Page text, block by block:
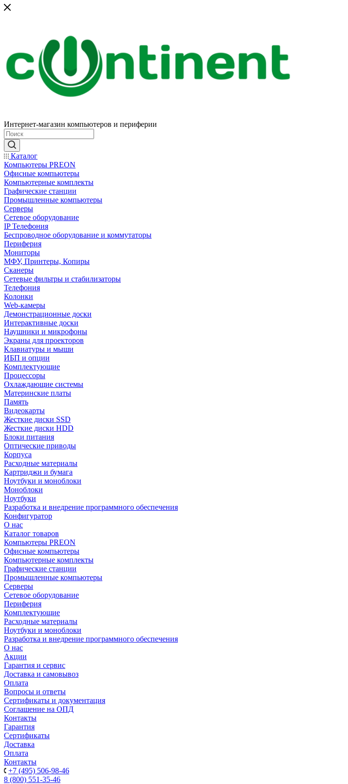
Интернет-магазин компьютеров и периферии
Каталог
Компьютеры PREON
Офисные компьютеры
Компьютерные комплекты
Графические станции
Промышленные компьютеры
Серверы
Сетевое оборудование
IP Телефония
Беспроводное оборудование и коммутаторы
Периферия
Мониторы
МФУ, Принтеры, Копиры
Сканеры
Сетевые фильтры и стабилизаторы
Телефония
Колонки
Web-камеры
Демонстрационные доски
Интерактивные доски
Наушники и микрофоны
Экраны для проекторов
Клавиатуры и мыши
ИБП и опции
Комплектующие
Процессоры
Охлаждающие системы
Материнские платы
Память
Видеокарты
Жесткие диски SSD
Жесткие диски HDD
Блоки питания
Оптические приводы
Корпуса
Расходные материалы
Картриджи и бумага
Ноутбуки и моноблоки
Моноблоки
Ноутбуки
Разработка и внедрение программного обеспечения
Конфигуратор
О нас
Каталог товаров
Компьютеры PREON
Офисные компьютеры
Компьютерные комплекты
Графические станции
Промышленные компьютеры
Серверы
Сетевое оборудование
Периферия
Комплектующие
Расходные материалы
Ноутбуки и моноблоки
Разработка и внедрение программного обеспечения
О нас
Акции
Гарантия и сервис
Доставка и самовывоз
Оплата
Вопросы и ответы
Сертификаты и документация
Соглашение на ОПД
Контакты
Гарантия
Сертификаты
Доставка
Оплата
Контакты
+7 (495) 506-98-46
8 (800) 551-35-46